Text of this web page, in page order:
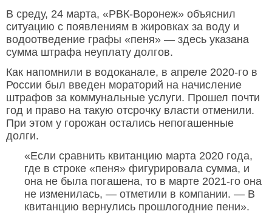
В среду, 24 марта, «РВК-Воронеж» объяснил
ситуацию с появлениям в жировках за воду и
водоотведение графы «пеня» — здесь указана
сумма штрафа неуплату долгов.
Как напомнили в водоканале, в апреле 2020-го в
России был введен мораторий на начисление
штрафов за коммунальные услуги. Прошел почти
год и право на такую отсрочку власти отменили.
При этом у горожан остались непогашенные
долги.
«Если сравнить квитанцию марта 2020 года,
где в строке «пеня» фигурировала сумма, и
она не была погашена, то в марте 2021-го она
не изменилась, — отметили в компании. — В
квитанцию вернулись прошлогодние пени».